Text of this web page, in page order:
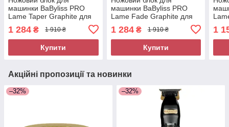
машинки BaByliss PRO
Lame Taper Graphite для
(FX803BME)
1 284 ₴ 1 910 ₴
Купити
машинки BaByliss PRO
Lame Fade Graphite для
(FX8010BME)
1 284₴ 1 910 ₴
Купити
1
Акційні пропозиції та новинки
–32% –32%